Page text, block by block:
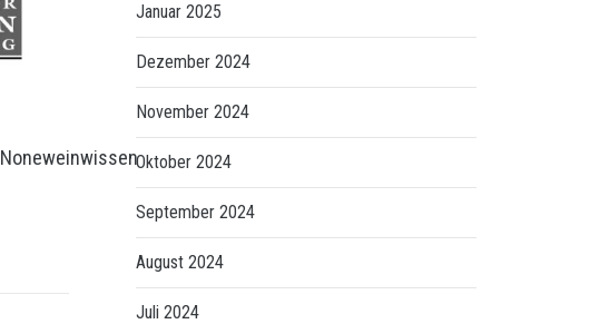
Noneweinwissen
Januar 2025
Dezember 2024
November 2024
Oktober 2024
September 2024
August 2024
Juli 2024